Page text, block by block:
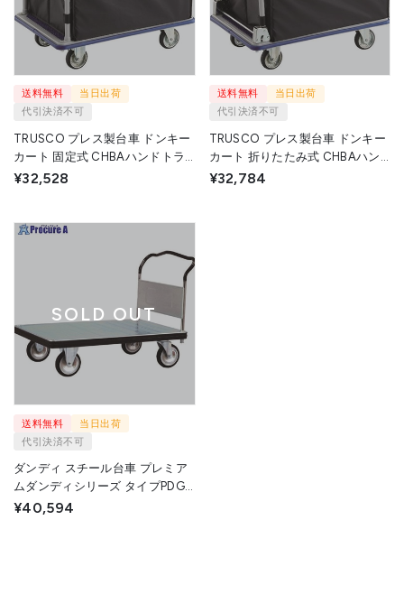
送料無料
当日出荷
代引決済不可
TRUSCO プレス製台車 ドンキー
カート 固定式 CHBAハンドトラ
ックボックス付 915X615 302N-
¥32,528
送料無料
当日出荷
代引決済不可
TRUSCO プレス製台車 ドンキー
カート 折りたたみ式 CHBAハン
ドトラックボックス付 915X615
¥32,784
SOLD OUT
送料無料
当日出荷
代引決済不可
ダンディ スチール台車 プレミア
ムダンディシリーズ タイプPDG
固定ハンドル式 PDG-LS 1台 花岡
¥40,594